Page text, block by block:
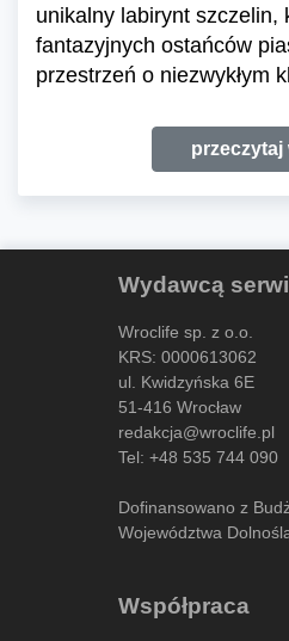
unikalny labirynt szczelin,
fantazyjnych ostańców
przestrzeń o niezwykłym
przeczytaj
Wydawcą
Wroclife sp. z o.o.
KRS: 0000613062
ul. Kwidzyńska 6E
51-416 Wrocław
redakcja@wroclife.pl
Tel: +48 535 744 090
Dofinansowano z
Województwa
Współpraca